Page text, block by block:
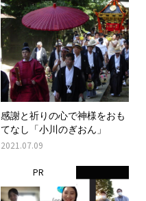
感謝と祈りの心で神様をおも
てなし「小川のぎおん」
2021.07.09
PR